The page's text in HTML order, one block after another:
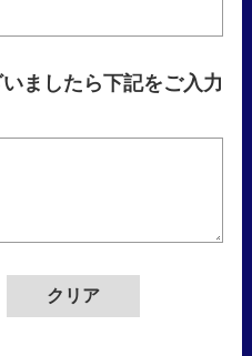
ましたら下記をご入力